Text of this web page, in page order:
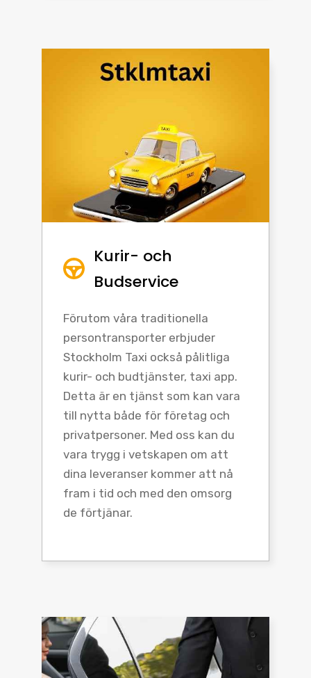
Kurir- och
Budservice
Förutom våra traditionella
persontransporter erbjuder
Stockholm Taxi också pålitliga
kurir- och budtjänster, taxi app.
Detta är en tjänst som kan vara
till nytta både för företag och
privatpersoner. Med oss kan du
vara trygg i vetskapen om att
dina leveranser kommer att nå
fram i tid och med den omsorg
de förtjänar.